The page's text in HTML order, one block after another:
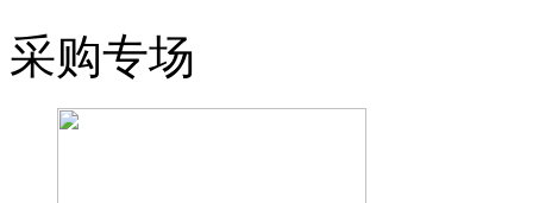
采购专场